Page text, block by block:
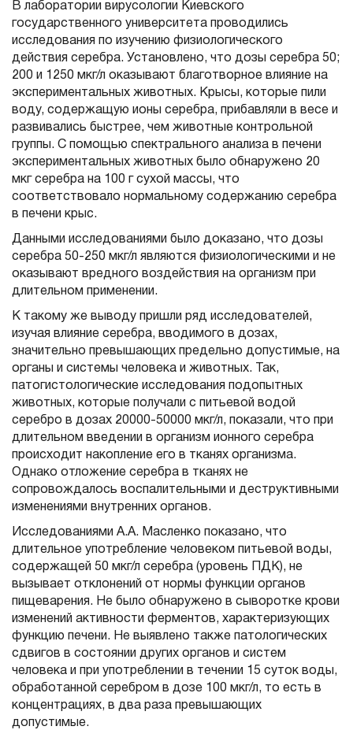
В лаборатории вирусологии Киевского
государственного университета проводились
исследования по изучению физиологического
действия серебра. Установлено, что дозы серебра 50;
200 и 1250 мкг/л оказывают благотворное влияние на
экспериментальных животных. Крысы, которые пили
воду, содержащую ионы серебра, прибавляли в весе и
развивались быстрее, чем животные контрольной
группы. С помощью спектрального анализа в печени
экспериментальных животных было обнаружено 20
мкг серебра на 100 г сухой массы, что
соответствовало нормальному содержанию серебра
в печени крыс.
Данными исследованиями было доказано, что дозы
серебра 50-250 мкг/л являются физиологическими и не
оказывают вредного воздействия на организм при
длительном применении.
К такому же выводу пришли ряд исследователей,
изучая влияние серебра, вводимого в дозах,
значительно превышающих предельно допустимые, на
органы и системы человека и животных. Так,
патогистологические исследования подопытных
животных, которые получали с питьевой водой
серебро в дозах 20000-50000 мкг/л, показали, что при
длительном введении в организм ионного серебра
происходит накопление его в тканях организма.
Однако отложение серебра в тканях не
сопровождалось воспалительными и деструктивными
изменениями внутренних органов.
Исследованиями А.А. Масленко показано, что
длительное употребление человеком питьевой воды,
содержащей 50 мкг/л серебра (уровень ПДК), не
вызывает отклонений от нормы функции органов
пищеварения. Не было обнаружено в сыворотке крови
изменений активности ферментов, характеризующих
функцию печени. Не выявлено также патологических
сдвигов в состоянии других органов и систем
человека и при употреблении в течении 15 суток воды,
обработанной серебром в дозе 100 мкг/л, то есть в
концентрациях, в два раза превышающих
допустимые.